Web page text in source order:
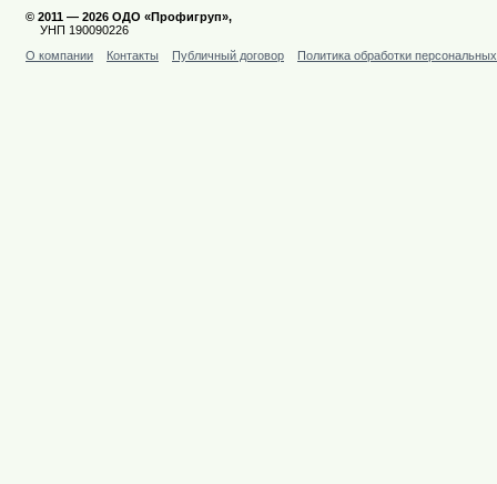
© 2011 — 2026 ОДО «Профигруп»,
УНП 190090226
О компании
Контакты Публичный договор Политика обработки